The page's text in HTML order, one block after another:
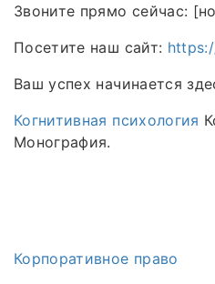
Звоните прямо сейчас:
Посетите наш сайт:
Ваш успех начинается
Когнитивная психология
Монография.
Корпоративное право